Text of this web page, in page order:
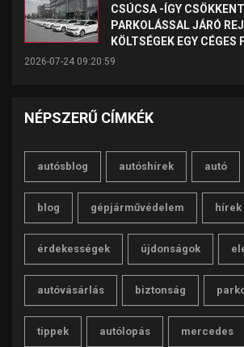
CSÚCSA -ÍGY
PARKOLÁSSAL JÁRÓ
KÖLTSÉGEK EGY CÉGES
2026-07-24 09:20:59
NÉPSZERŰ CÍMKÉK
autósblog autóshírek autó
blog gépjárművédelem hírek
érdekességek újdonságok
autóvásárlás biztonság
tippek autólopás mercedes